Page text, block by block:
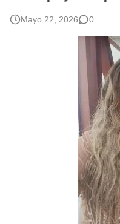
Que significan los
El mundo del arte
Mayo 22, 2026 0